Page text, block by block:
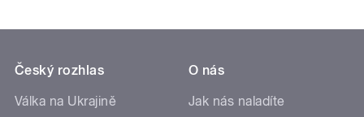
Český rozhlas
Válka na Ukrajině
O nás
Jak nás naladíte